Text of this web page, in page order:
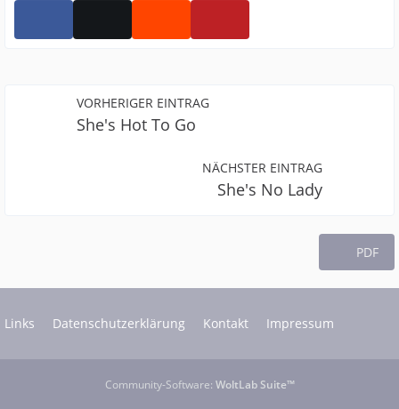
VORHERIGER EINTRAG
She's Hot To Go
NÄCHSTER EINTRAG
She's No Lady
PDF
Links Datenschutzerklärung Kontakt Impressum
Community-Software: WoltLab Suite™